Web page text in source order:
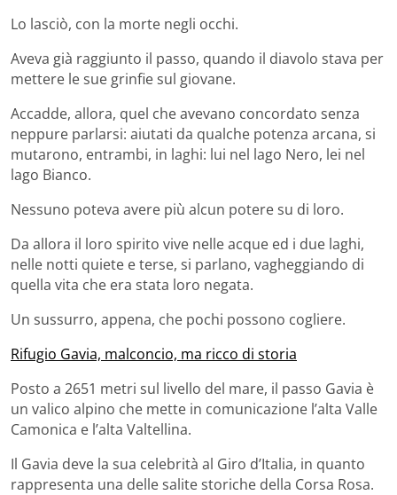
Lo lasciò, con la morte negli occhi.
Aveva già raggiunto il passo, quando il diavolo stava per
mettere le sue grinfie sul giovane.
Accadde, allora, quel che avevano concordato senza
neppure parlarsi: aiutati da qualche potenza arcana, si
mutarono, entrambi, in laghi: lui nel lago Nero, lei nel
lago Bianco.
Nessuno poteva avere più alcun potere su di loro.
Da allora il loro spirito vive nelle acque ed i due laghi,
nelle notti quiete e terse, si parlano, vagheggiando di
quella vita che era stata loro negata.
Un sussurro, appena, che pochi possono cogliere.
Rifugio Gavia, malconcio, ma ricco di storia
Posto a 2651 metri sul livello del mare, il passo Gavia è
un valico alpino che mette in comunicazione l’alta Valle
Camonica e l’alta Valtellina.
Il Gavia deve la sua celebrità al Giro d’Italia, in quanto
rappresenta una delle salite storiche della Corsa Rosa.